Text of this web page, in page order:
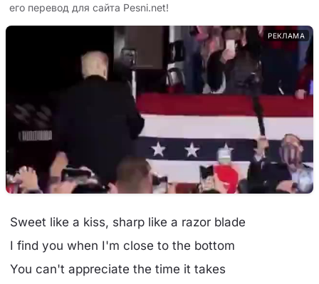
его перевод для сайта Pesni.net!
РЕКЛАМА
Sweet like a kiss, sharp like a razor blade
I find you when I'm close to the bottom
You can't appreciate the time it takes